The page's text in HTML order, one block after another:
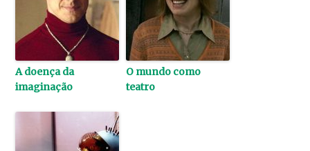
A doença da
imaginação
O mundo como
teatro